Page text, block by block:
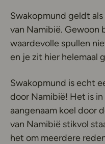
Swakopmund geldt
van Namibië. Gewoon
waardevolle spullen
en je zit hier helemaal
Swakopmund is echt
door Namibië! Het is
aangenaam koel door
van Namibië stikvol
het om meerdere